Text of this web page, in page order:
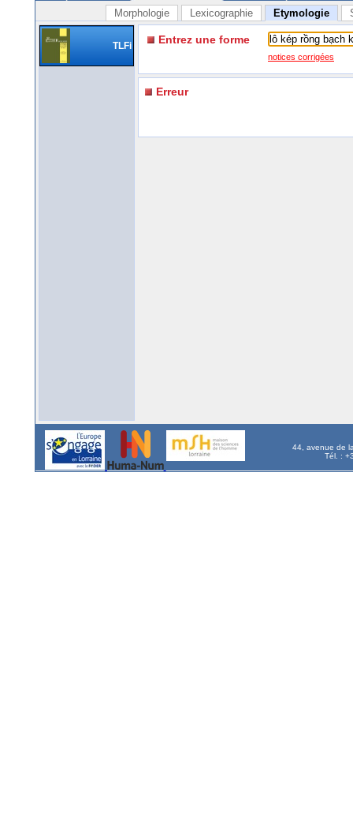
Morphologie Lexicographie Etymologie
TLFi Entrez une forme
notices corrigées
Erreur
44, avenue de
Tél. :